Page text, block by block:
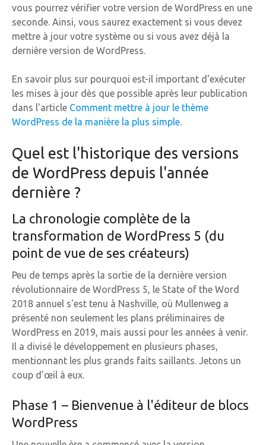
vous pourrez vérifier votre version de WordPress en une
seconde. Ainsi, vous saurez exactement si vous devez
mettre à jour votre système ou si vous avez déjà la
dernière version de WordPress.
En savoir plus sur pourquoi est-il important d'exécuter
les mises à jour dès que possible après leur publication
dans l'article Comment mettre à jour le thème
WordPress de la manière la plus simple.
Quel est l'historique des versions
de WordPress depuis l'année
dernière ?
La chronologie complète de la
transformation de WordPress 5 (du
point de vue de ses créateurs)
Peu de temps après la sortie de la dernière version
révolutionnaire de WordPress 5, le State of the Word
2018 annuel s'est tenu à Nashville, où Mullenweg a
présenté non seulement les plans préliminaires de
WordPress en 2019, mais aussi pour les années à venir.
Il a divisé le développement en plusieurs phases,
mentionnant les plus grands faits saillants. Jetons un
coup d'œil à eux.
Phase 1 – Bienvenue à l'éditeur de blocs
WordPress